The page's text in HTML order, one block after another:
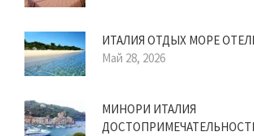
ИТАЛИЯ ОТДЫХ МОРЕ
Май 28, 2026
МИНОРИ ИТАЛИЯ